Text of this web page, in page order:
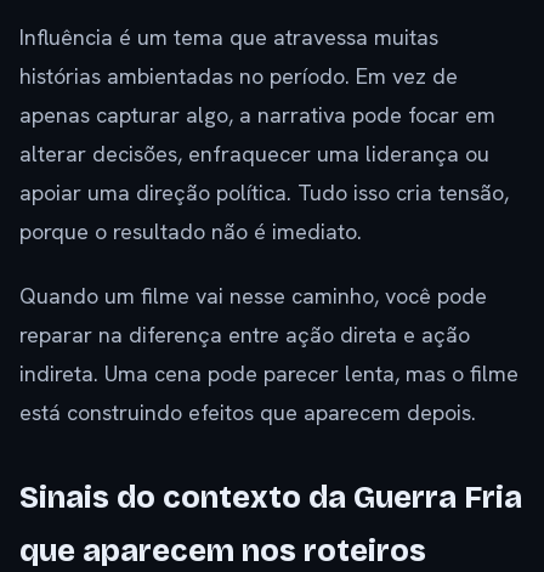
Influência é um tema que atravessa muitas
histórias ambientadas no período. Em vez de
apenas capturar algo, a narrativa pode focar em
alterar decisões, enfraquecer uma liderança ou
apoiar uma direção política. Tudo isso cria tensão,
porque o resultado não é imediato.
Quando um filme vai nesse caminho, você pode
reparar na diferença entre ação direta e ação
indireta. Uma cena pode parecer lenta, mas o filme
está construindo efeitos que aparecem depois.
Sinais do contexto da Guerra Fria
que aparecem nos roteiros